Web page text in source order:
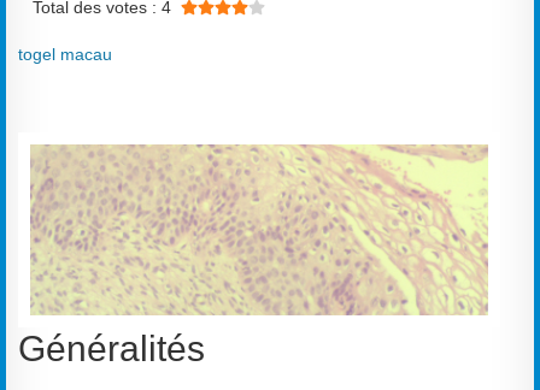
Total des votes : 4
togel macau
Généralités